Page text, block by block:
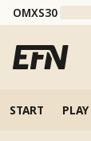
OMXS30
START PLAY